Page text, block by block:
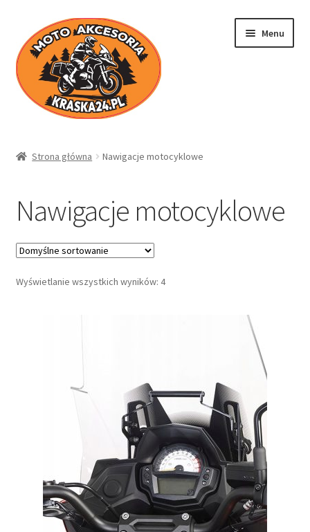
Przejdź
do
nawigacji
Przejdź
do
treści
Menu
Koszyk
Moje konto
Regulamin
Strona główna Nawigacje motocyklowe
Nawigacje motocyklowe
Wyświetlanie wszystkich wyników: 4